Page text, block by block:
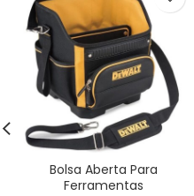
Bolsa Aberta Para
Ferramentas